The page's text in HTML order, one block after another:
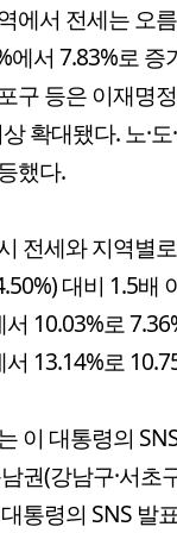
에서 전세는 오
에서 7.83%로
구 등은 이재명
확대됐다. 노·
했다.
전세와 지역별
대비 1.5배
10.03%로
서 13.14%로
이 대통령의
권(강남구·서초
통령의 SNS 발